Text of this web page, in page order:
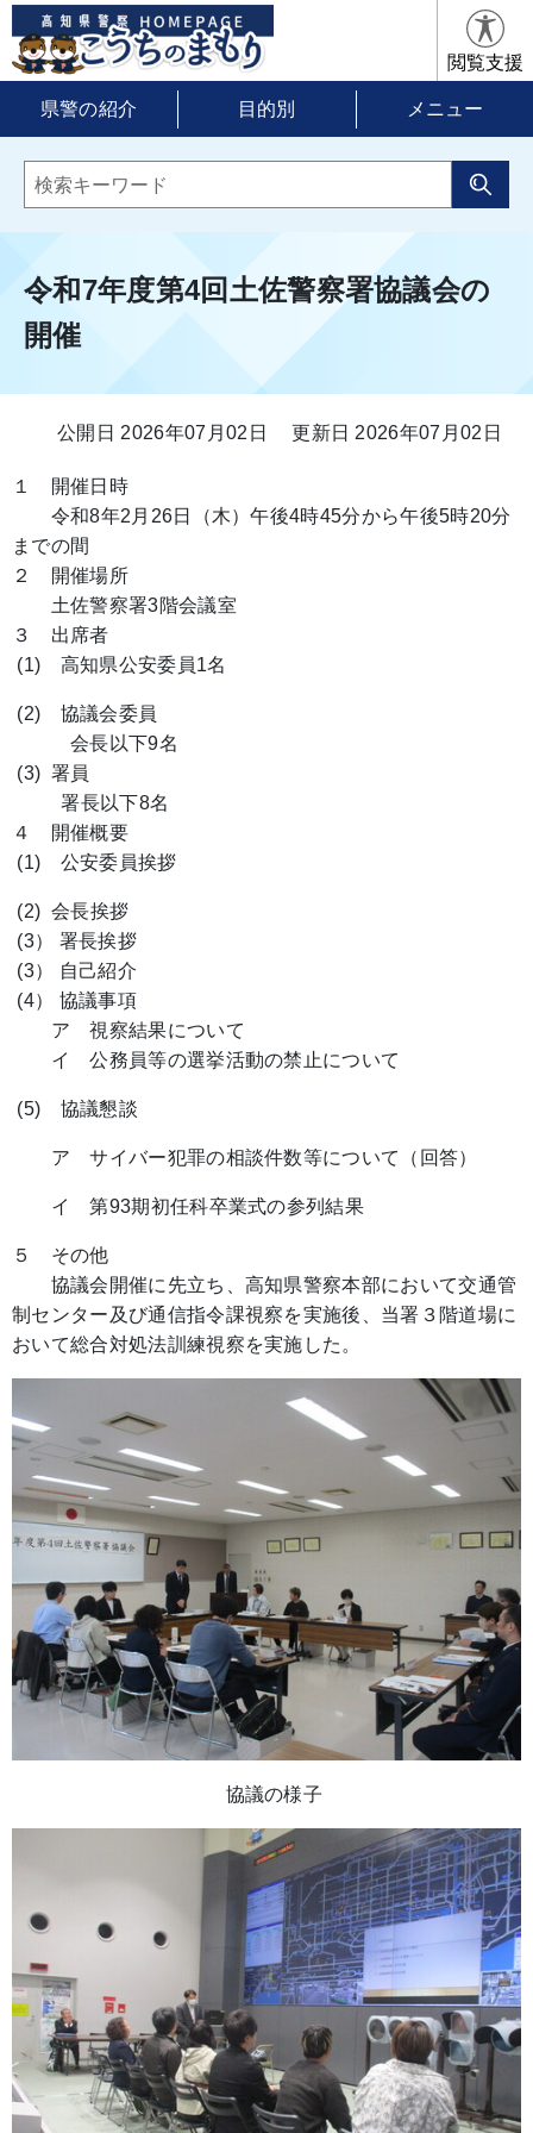
閲覧支援
県警の紹介 目的別 メニュー
令和7年度第4回土佐警察署協議会の
開催
公開日 2026年07月02日 更新日 2026年07月02日
１ 開催日時
令和8年2月26日（木）午後4時45分から午後5時20分
までの間
２ 開催場所
土佐警察署3階会議室
３ 出席者
(1) 高知県公安委員1名
(2) 協議会委員
会長以下9名
(3) 署員
署長以下8名
４ 開催概要
(1) 公安委員挨拶
(2) 会長挨拶
(3） 署長挨拶
(3） 自己紹介
(4） 協議事項
ア 視察結果について
イ 公務員等の選挙活動の禁止について
(5) 協議懇談
ア サイバー犯罪の相談件数等について（回答）
イ 第93期初任科卒業式の参列結果
５ その他
協議会開催に先立ち、高知県警察本部において交通管
制センター及び通信指令課視察を実施後、当署３階道場に
おいて総合対処法訓練視察を実施した。
協議の様子